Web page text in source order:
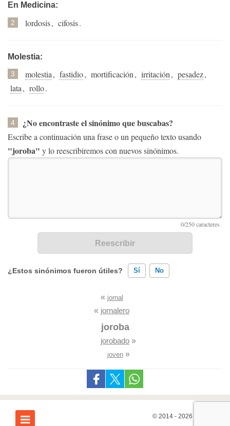
En Medicina:
2 lordosis, cifosis.
Molestia:
3 molestia, fastidio, mortificación, irritación, pesadez,
lata, rollo.
4 ¿No encontraste el sinónimo que buscabas?
Escribe a continuación una frase o un pequeño texto usando
"joroba" y lo reescribiremos con nuevos sinónimos.
¿Estos sinónimos fueron útiles? Sí No
Existen sinónimos incorrectos
Ninguno de los sinónimos presentados me ayudó
« jornal
« jornalero
joroba
jorobado »
joven»
© 2014 - 2026